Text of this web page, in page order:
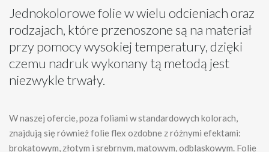
Jednokolorowe folie w wielu odcieniach oraz
rodzajach, które przenoszone są na materiał
przy pomocy wysokiej temperatury, dzięki
czemu nadruk wykonany tą metodą jest
niezwykle trwały.
W naszej ofercie, poza foliami w standardowych kolorach,
znajdują się również folie flex ozdobne z różnymi efektami:
brokatowym, złotym i srebrnym, matowym, odblaskowym. Folie